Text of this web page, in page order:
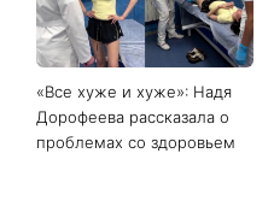
«Все хуже и хуже»: Надя
Дорофеева рассказала о
проблемах со здоровьем